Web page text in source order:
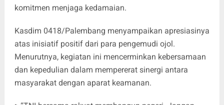
komitmen menjaga kedamaian.
Kasdim 0418/Palembang menyampaikan apresiasinya
atas inisiatif positif dari para pengemudi ojol.
Menurutnya, kegiatan ini mencerminkan kebersamaan
dan kepedulian dalam mempererat sinergi antara
masyarakat dengan aparat keamanan.